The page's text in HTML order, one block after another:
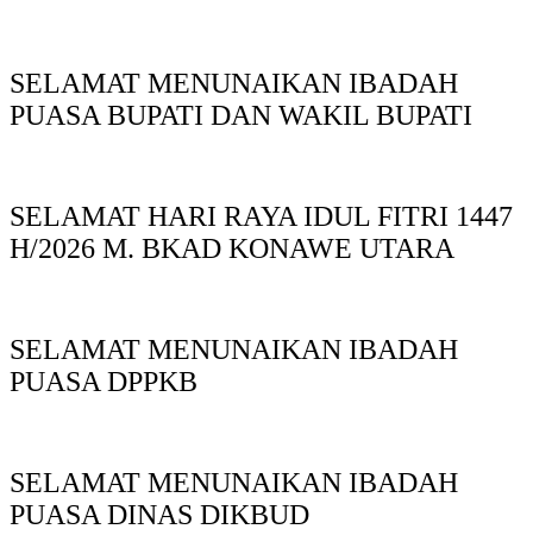
SELAMAT MENUNAIKAN IBADAH
PUASA BUPATI DAN WAKIL BUPATI
SELAMAT HARI RAYA IDUL FITRI 1447
H/2026 M. BKAD KONAWE UTARA
SELAMAT MENUNAIKAN IBADAH
PUASA DPPKB
SELAMAT MENUNAIKAN IBADAH
PUASA DINAS DIKBUD